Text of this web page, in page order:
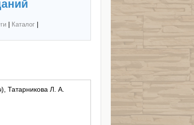
| Каталог|
Татарникова Л. А.